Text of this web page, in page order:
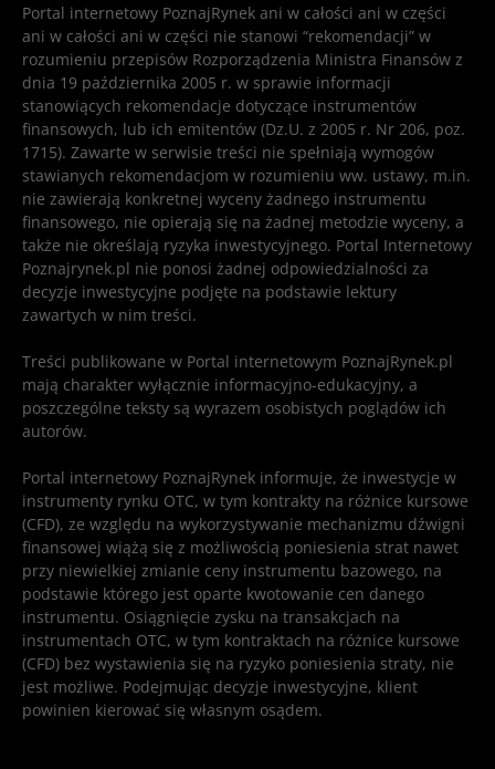
Portal internetowy PoznajRynek ani w całości ani w części
ani w całości ani w części nie stanowi “rekomendacji” w
rozumieniu przepisów Rozporządzenia Ministra Finansów z
dnia 19 października 2005 r. w sprawie informacji
stanowiących rekomendacje dotyczące instrumentów
finansowych, lub ich emitentów (Dz.U. z 2005 r. Nr 206, poz.
1715). Zawarte w serwisie treści nie spełniają wymogów
stawianych rekomendacjom w rozumieniu ww. ustawy, m.in.
nie zawierają konkretnej wyceny żadnego instrumentu
finansowego, nie opierają się na żadnej metodzie wyceny, a
także nie określają ryzyka inwestycyjnego. Portal Internetowy
Poznajrynek.pl nie ponosi żadnej odpowiedzialności za
decyzje inwestycyjne podjęte na podstawie lektury
zawartych w nim treści.
Treści publikowane w Portal internetowym PoznajRynek.pl
mają charakter wyłącznie informacyjno-edukacyjny, a
poszczególne teksty są wyrazem osobistych poglądów ich
autorów.
Portal internetowy PoznajRynek informuje, że inwestycje w
instrumenty rynku OTC, w tym kontrakty na różnice kursowe
(CFD), ze względu na wykorzystywanie mechanizmu dźwigni
finansowej wiążą się z możliwością poniesienia strat nawet
przy niewielkiej zmianie ceny instrumentu bazowego, na
podstawie którego jest oparte kwotowanie cen danego
instrumentu. Osiągnięcie zysku na transakcjach na
instrumentach OTC, w tym kontraktach na różnice kursowe
(CFD) bez wystawienia się na ryzyko poniesienia straty, nie
jest możliwe. Podejmując decyzje inwestycyjne, klient
powinien kierować się własnym osądem.